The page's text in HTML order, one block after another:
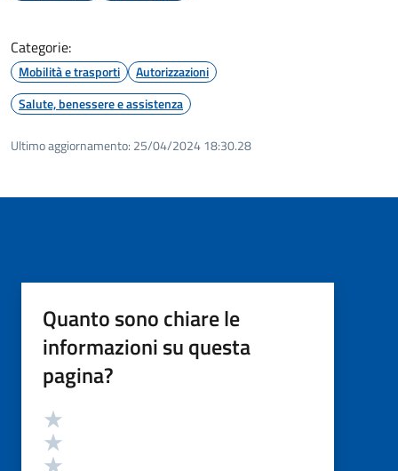
Categorie:
Mobilità e trasporti
Autorizzazioni
Salute, benessere e assistenza
Ultimo aggiornamento: 25/04/2024 18:30.28
Quanto sono chiare le
informazioni su questa
pagina?
Valutazione